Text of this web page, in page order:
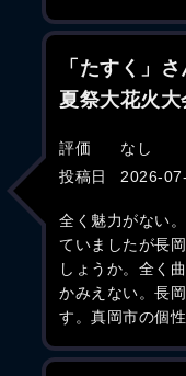
「たすく」
夏祭大花火大
評価
なし
投稿日
2026-
全く魅力がない
ていましたが長
しょうか。全く
かみえない。長
す。真岡市の個性